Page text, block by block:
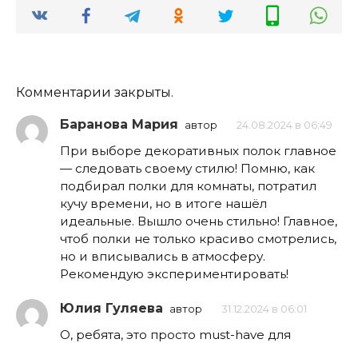
Комментарии закрыты.
Баранова Мария автор 24.08.2024 в 06:49
При выборе декоративных полок главное
— следовать своему стилю! Помню, как
подбирал полки для комнаты, потратил
кучу времени, но в итоге нашёл
идеальные. Вышло очень стильно! Главное,
чтоб полки не только красиво смотрелись,
но и вписывались в атмосферу.
Рекомендую экспериментировать!
Юлия Гуляева автор 31.12.2024 в 06:01
О, ребята, это просто must-have для